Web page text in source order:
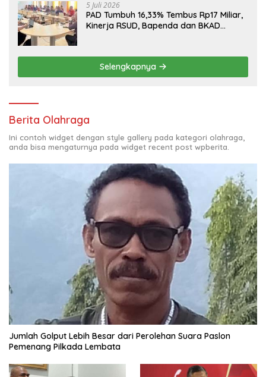
5 Juli 2026
PAD Tumbuh 16,33% Tembus Rp17 Miliar,
Kinerja RSUD, Bapenda dan BKAD
Selengkapnya
Berita Olahraga
Ini contoh widget dengan style gallery pada kategori olahraga,
anda bisa mengaturnya pada widget recent post wpberita.
Jumlah Golput Lebih Besar dari Perolehan Suara Paslon
Pemenang Pilkada Lembata